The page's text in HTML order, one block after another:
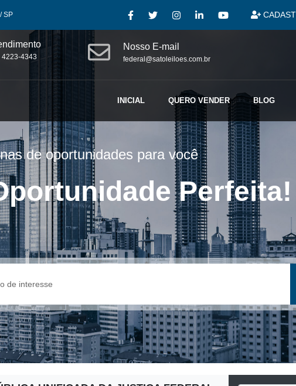
SP
4223-4343
Nosso E-mail
federal@satoleiloes.com.br
INICIAL QUERO VENDER BLOG
de oportunidades para você
Perfeita!